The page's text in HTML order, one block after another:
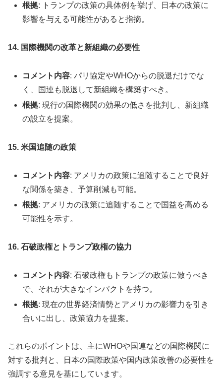
根拠: トランプの政策の具体例を挙げ、日本の政策に
影響を与える可能性があると指摘。
14. 国際機関の改革と新組織の必要性
コメント内容: パリ協定やWHOからの脱退だけでな
く、国連も脱退して新組織を構築すべき。
根拠: 現行の国際機関の効果の低さを批判し、新組織
の設立を提案。
15. 米国追随の政策
コメント内容: アメリカの政策に追随することで良好
な関係を築き、予算削減も可能。
根拠: アメリカの政策に追随することで国益を高める
可能性を示す。
16. 石破政権とトランプ政権の協力
コメント内容: 石破政権もトランプの政策に倣うべき
で、それが大きなインパクトを持つ。
根拠: 現在の世界経済情勢とアメリカの影響力を引き
合いに出し、政策協力を提案。
これらのポイントは、主にWHOや国連などの国際機関に
対する批判と、日本の国際政策や国内政策改善の必要性を
強調する意見を基にしています。